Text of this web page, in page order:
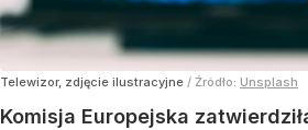
Telewizor, zdjęcie ilustracyjne / Źródło: Unsplash
Komisja Europejska